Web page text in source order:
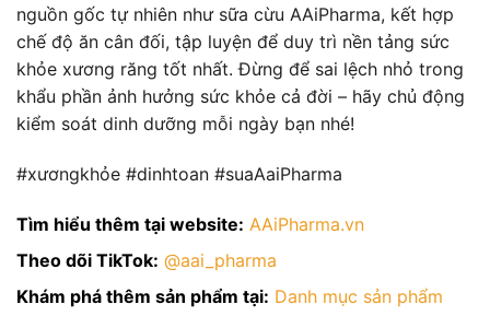
nguồn gốc tự nhiên như sữa cừu AAiPharma, kết hợp
chế độ ăn cân đối, tập luyện để duy trì nền tảng sức
khỏe xương răng tốt nhất. Đừng để sai lệch nhỏ trong
khẩu phần ảnh hưởng sức khỏe cả đời – hãy chủ động
kiểm soát dinh dưỡng mỗi ngày bạn nhé!
#xươngkhỏe #dinhtoan #suaAaiPharma
Tìm hiểu thêm tại website: AAiPharma.vn
Theo dõi TikTok: @aai_pharma
Khám phá thêm sản phẩm tại: Danh mục sản phẩm